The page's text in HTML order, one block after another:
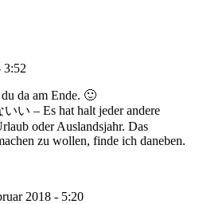
3:52
da am Ende. 🙂
い – Es hat halt jeder andere
oder Auslandsjahr. Das
zu wollen, finde ich daneben.
2018 - 5:20